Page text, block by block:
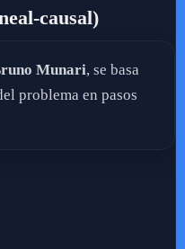
causal)
Munari, se basa
problema en pasos